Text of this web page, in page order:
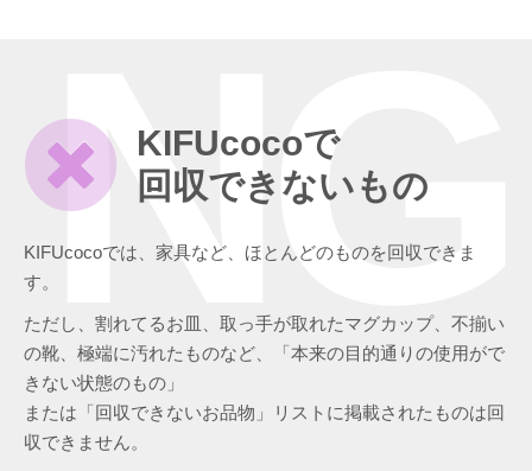
KIFUcocoで
回収できないもの
KIFUcocoでは、家具など、ほとんどのものを回収できま
す。
ただし、割れてるお皿、取っ手が取れたマグカップ、不揃い
の靴、極端に汚れたものなど、「本来の目的通りの使用がで
きない状態のもの」
または「回収できないお品物」リストに掲載されたものは回
収できません。
NG